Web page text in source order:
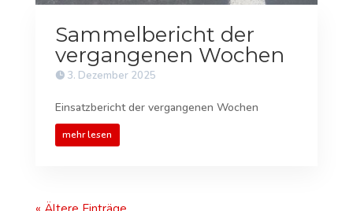
Sammelbericht der
vergangenen Wochen
3. Dezember 2025
Einsatzbericht der vergangenen Wochen
mehr lesen